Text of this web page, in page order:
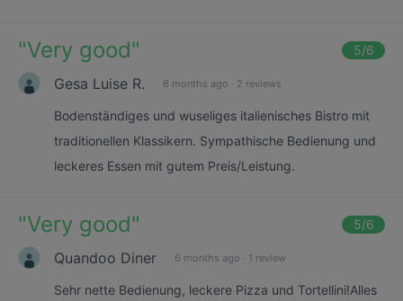
"Very good" 5/6
Gesa Luise R. 6 months ago · 2 reviews
Bodenständiges und wuseliges italienisches Bistro mit
traditionellen Klassikern. Sympathische Bedienung und
leckeres Essen mit gutem Preis/Leistung.
"Very good" 5/6
Quandoo Diner 6 months ago · 1 review
Sehr nette Bedienung, leckere Pizza und Tortellini!Alles